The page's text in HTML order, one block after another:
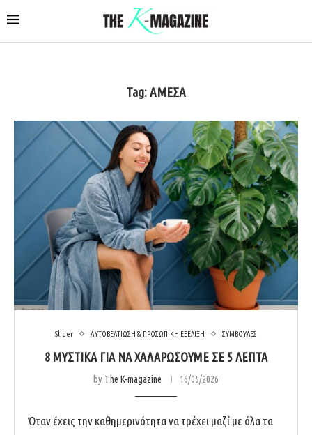
Tag:ΑΜΕΣΑ
Slider ΑΥΤΟΒΕΛΤΙΩΣΗ & ΠΡΟΣΩΠΙΚΗ ΕΞΕΛΙΞΗ ΣΥΜΒΟΥΛΕΣ
8 ΜΥΣΤΙΚΆ ΓΙΑ ΝΑ ΧΑΛΑΡΏΣΟΥΜΕ ΣΕ 5 ΛΕΠΤΆ
by The K-magazine 16/05/2026
Όταν έχεις την καθημερινότητα να τρέχει μαζί με όλα τα